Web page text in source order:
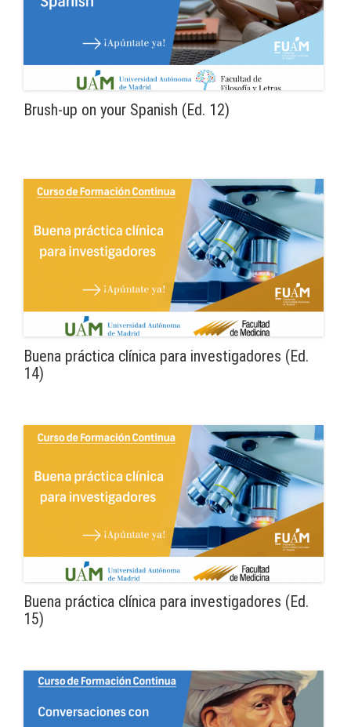
Brush-up on your Spanish (Ed. 12)
Buena práctica clínica para investigadores (Ed.
14)
Buena práctica clínica para investigadores (Ed.
15)